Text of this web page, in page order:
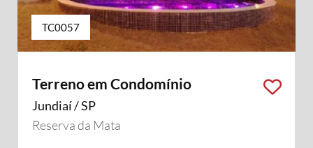
TC0057
Terreno em Condomínio
Jundiaí / SP
Reserva da Mata